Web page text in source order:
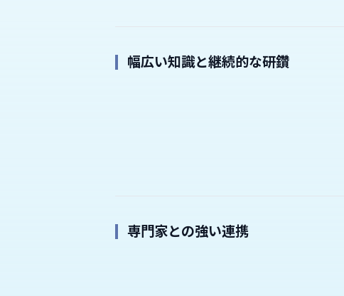
幅広い知識と継続的な研鑽
専門家との強い連携